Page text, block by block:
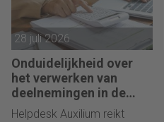
28 juli 2026
Onduidelijkheid over
het verwerken van
deelnemingen in de
jaarrekening
Helpdesk Auxilium reikt